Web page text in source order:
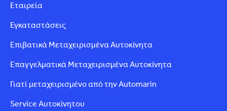
Εταιρεία
Εγκαταστάσεις
Επιβατικά Μεταχειρισμένα Αυτοκίνητα
Επαγγελματικά Μεταχειρισμένα Αυτοκίνητα
Γιατί μεταχειρισμένο από την Automarin
Service Αυτοκίνητου